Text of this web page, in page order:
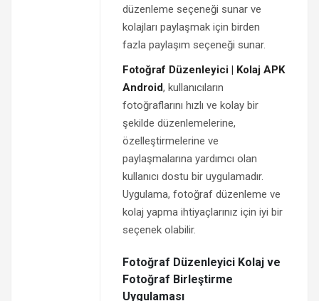
düzenleme seçeneği sunar ve
kolajları paylaşmak için birden
fazla paylaşım seçeneği sunar.
Fotoğraf Düzenleyici | Kolaj APK
Android, kullanıcıların
fotoğraflarını hızlı ve kolay bir
şekilde düzenlemelerine,
özelleştirmelerine ve
paylaşmalarına yardımcı olan
kullanıcı dostu bir uygulamadır.
Uygulama, fotoğraf düzenleme ve
kolaj yapma ihtiyaçlarınız için iyi bir
seçenek olabilir.
Fotoğraf Düzenleyici Kolaj ve
Fotoğraf Birleştirme
Uygulaması